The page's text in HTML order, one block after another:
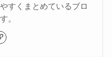
すくまとめているブロ
。